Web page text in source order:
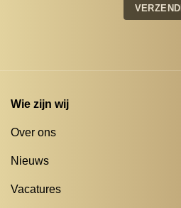
Wie zijn wij
Over ons
Nieuws
Vacatures